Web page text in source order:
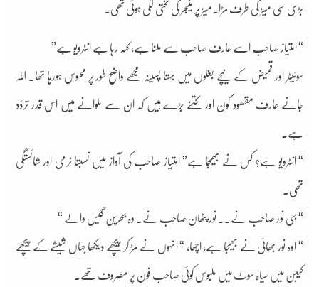
بڑی سی میز کی طرف مڑا۔میز پر منیجر کی تختی لگی ہوئی تھی۔
“ امتیاز صاحب اسے عارف صاحب سے ملنا ہے، کہہ رہا ہے انٹرویو ہے”
سوئیٹر اور قمیض کے نیچے بغلوں میں بہتا پسینہ مجھے واضح طور پر محسوس ہورہا تھا۔ اللہ
جانے عارف مقصود کون اور کتنے بڑے ہیں کہ ان سے ملوانے میں اس قدر تردّد
ہے۔
“ انٹرویو ہے؟ کس نے بھیجا ہے” امتیاز صاحب کی آواز میں نسبتًا نرمی اور شائستگی
تھی۔
“ جی نور صاحب نے۔۔ نور پٹھان صاحب نے۔ وہ بحرین گیس والے “
“ اوہ نور بھائی نے بھیجا ہے، اچھا، “ انہوں نے مڑ کر پیچھے دیکھا جہاں شیشے کے پیچھے
کیبن میں سیاہ سوٹ میں ملبوس کوئی صاحب فون پر مصروف تھے۔